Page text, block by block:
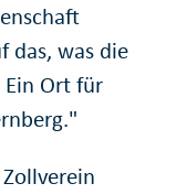
das, was die
Ort für